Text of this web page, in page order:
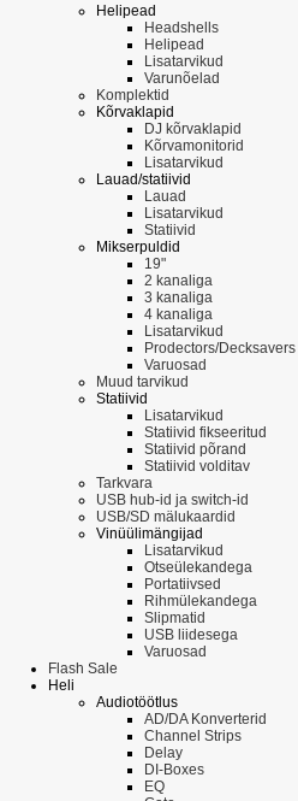
Helipead
Headshells
Helipead
Lisatarvikud
Varunõelad
Komplektid
Kõrvaklapid
DJ kõrvaklapid
Kõrvamonitorid
Lisatarvikud
Lauad/statiivid
Lauad
Lisatarvikud
Statiivid
Mikserpuldid
19"
2 kanaliga
3 kanaliga
4 kanaliga
Lisatarvikud
Prodectors/Decksavers
Varuosad
Muud tarvikud
Statiivid
Lisatarvikud
Statiivid fikseeritud
Statiivid põrand
Statiivid volditav
Tarkvara
USB hub-id ja switch-id
USB/SD mälukaardid
Vinüülimängijad
Lisatarvikud
Otseülekandega
Portatiivsed
Rihmülekandega
Slipmatid
USB liidesega
Varuosad
Flash Sale
Heli
Audiotöötlus
AD/DA Konverterid
Channel Strips
Delay
DI-Boxes
EQ